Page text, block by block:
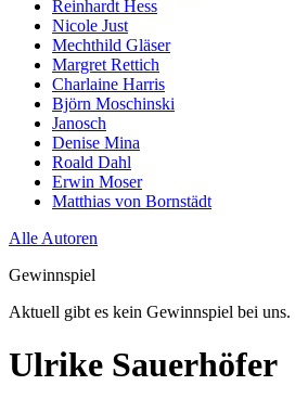
Reinhardt Hess
Nicole Just
Mechthild Gläser
Margret Rettich
Charlaine Harris
Björn Moschinski
Janosch
Denise Mina
Roald Dahl
Erwin Moser
Matthias von Bornstädt
Alle Autoren
Gewinnspiel
Aktuell gibt es kein Gewinnspiel bei uns.
Ulrike Sauerhöfer